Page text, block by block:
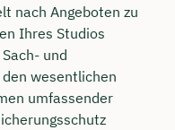
nach Angeboten zu
Ihres Studios
und
wesentlichen
umfassender